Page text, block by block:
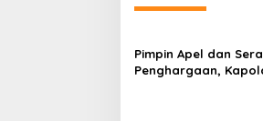
Pimpin Apel dan
Penghargaan,